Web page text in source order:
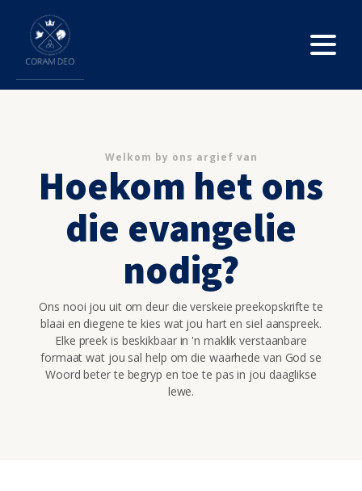
Welkom by ons argief van
Hoekom het ons
die evangelie
nodig?
Ons nooi jou uit om deur die verskeie preekopskrifte te
blaai en diegene te kies wat jou hart en siel aanspreek.
Elke preek is beskikbaar in 'n maklik verstaanbare
formaat wat jou sal help om die waarhede van God se
Woord beter te begryp en toe te pas in jou daaglikse
lewe.